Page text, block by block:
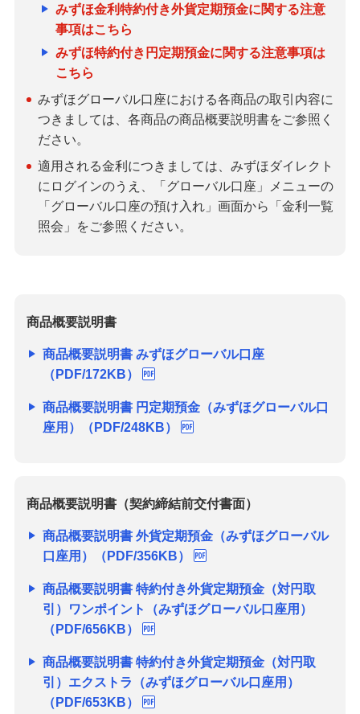
みずほ金利特約付き外貨定期預金に関する注意
事項はこちら
みずほ特約付き円定期預金に関する注意事項は
こちら
みずほグローバル口座における各商品の取引内容に
つきましては、各商品の商品概要説明書をご参照く
ださい。
適用される金利につきましては、みずほダイレクト
にログインのうえ、「グローバル口座」メニューの
「グローバル口座の預け入れ」画面から「金利一覧
照会」をご参照ください。
商品概要説明書
商品概要説明書 みずほグローバル口座
（PDF/172KB）
商品概要説明書 円定期預金（みずほグローバル口
座用）（PDF/248KB）
商品概要説明書（契約締結前交付書面）
商品概要説明書 外貨定期預金（みずほグローバル
口座用）（PDF/356KB）
商品概要説明書 特約付き外貨定期預金（対円取
引）ワンポイント（みずほグローバル口座用）
（PDF/656KB）
商品概要説明書 特約付き外貨定期預金（対円取
引）エクストラ（みずほグローバル口座用）
（PDF/653KB）